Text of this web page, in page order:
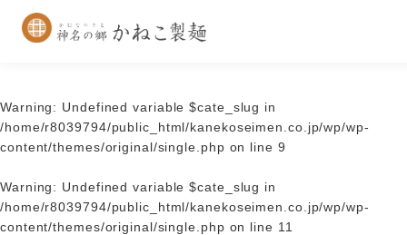
Warning: Undefined variable $cate_slug in
/home/r8039794/public_html/kanekoseimen.co.jp/wp/wp-
content/themes/original/single.php on line 9
Warning: Undefined variable $cate_slug in
/home/r8039794/public_html/kanekoseimen.co.jp/wp/wp-
content/themes/original/single.php on line 11